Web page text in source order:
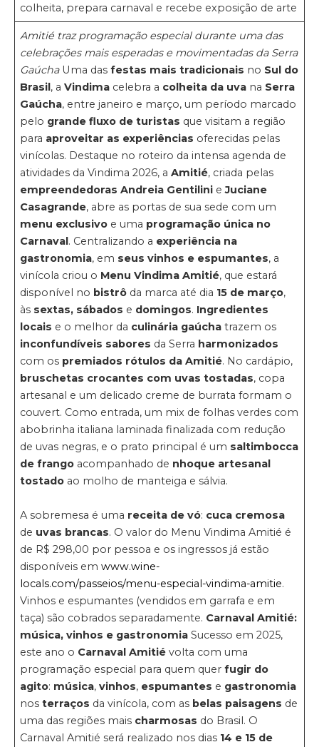
colheita, prepara carnaval e recebe exposição de arte
Amitié traz programação especial durante uma das
celebrações mais esperadas e movimentadas da Serra
Gaúcha Uma dasfestas mais tradicionais no Sul do
Brasil, aVindima celebra a colheita da uva na Serra
Gaúcha, entre janeiro e março, um período marcado
pelo grande fluxo de turistas que visitam a região
para aproveitar as experiências oferecidas pelas
vinícolas. Destaque no roteiro da intensa agenda de
atividades da Vindima 2026, aAmitié, criada pelas
empreendedoras Andreia Gentilini e Juciane
Casagrande, abre as portas de sua sede com um
menu exclusivo e uma programação única no
Carnaval. Centralizando a experiência na
gastronomia, em seus vinhos e espumantes, a
vinícola criou o Menu Vindima Amitié, que estará
disponível no bistrô da marca até dia 15 de março,
às sextas, sábados e domingos. Ingredientes
locais e o melhor da culinária gaúcha trazem os
inconfundíveis sabores da Serra harmonizados
com os premiados rótulos da Amitié. No cardápio,
bruschetas crocantes com uvas tostadas, copa
artesanal e um delicado creme de burrata formam o
couvert. Como entrada, um mix de folhas verdes com
abobrinha italiana laminada finalizada com redução
de uvas negras, e o prato principal é um saltimbocca
de frango acompanhado de nhoque artesanal
tostado ao molho de manteiga e sálvia.
A sobremesa é uma receita de vó: cuca cremosa
de uvas brancas. O valor do Menu Vindima Amitié é
de R$ 298,00 por pessoa e os ingressos já estão
disponíveis emwww.wine-
locals.com/passeios/menu-especial-vindima-amitie.
Vinhos e espumantes (vendidos em garrafa e em
taça) são cobrados separadamente. Carnaval Amitié:
música, vinhos e gastronomia Sucesso em 2025,
este ano o Carnaval Amitié volta com uma
programação especial para quem quer fugir do
agito: música,vinhos, espumantes e gastronomia
nosterraços da vinícola, com as belas paisagens de
uma das regiões mais charmosas do Brasil. O
Carnaval Amitié será realizado nos dias 14 e 15 de